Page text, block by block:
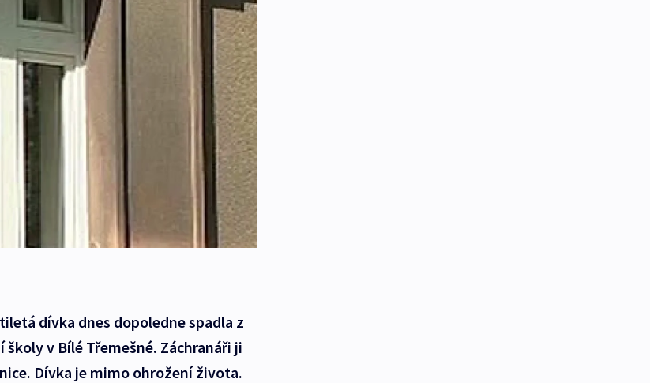
dívka dnes dopoledne spadla z
v Bílé Třemešné. Záchranáři ji
Dívka je mimo ohrožení života.